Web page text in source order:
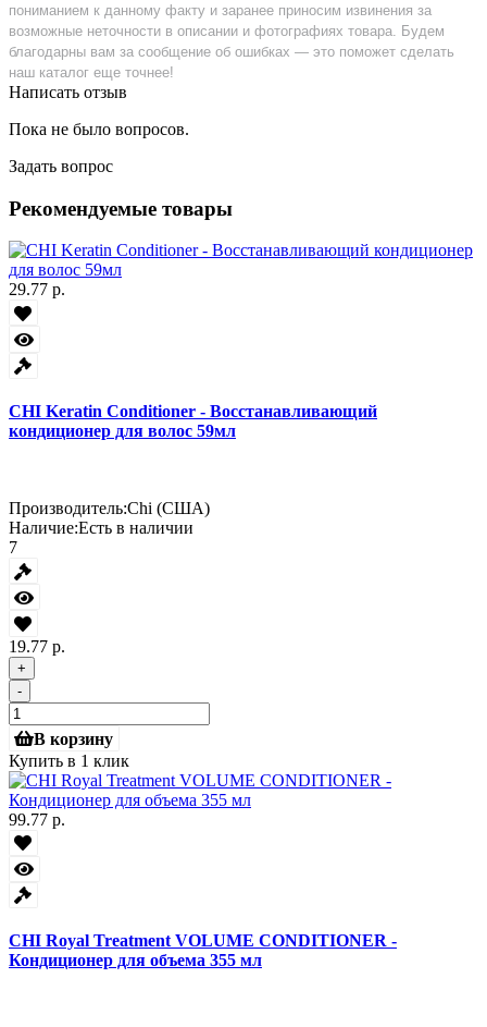
пониманием к данному факту и заранее приносим извинения за
возможные неточности в описании и фотографиях товара. Будем
благодарны вам за сообщение об ошибках — это поможет сделать
наш каталог еще точнее!
Написать отзыв
Пока не было вопросов.
Задать вопрос
Рекомендуемые товары
29.77 р.
CHI Keratin Conditioner - Восстанавливающий
кондиционер для волос 59мл
Производитель:Chi (США)
Наличие:Есть в наличии
7
19.77 р.
+
-
В корзину
Купить в 1 клик
99.77 р.
CHI Royal Treatment VOLUME CONDITIONER -
Кондиционер для объема 355 мл